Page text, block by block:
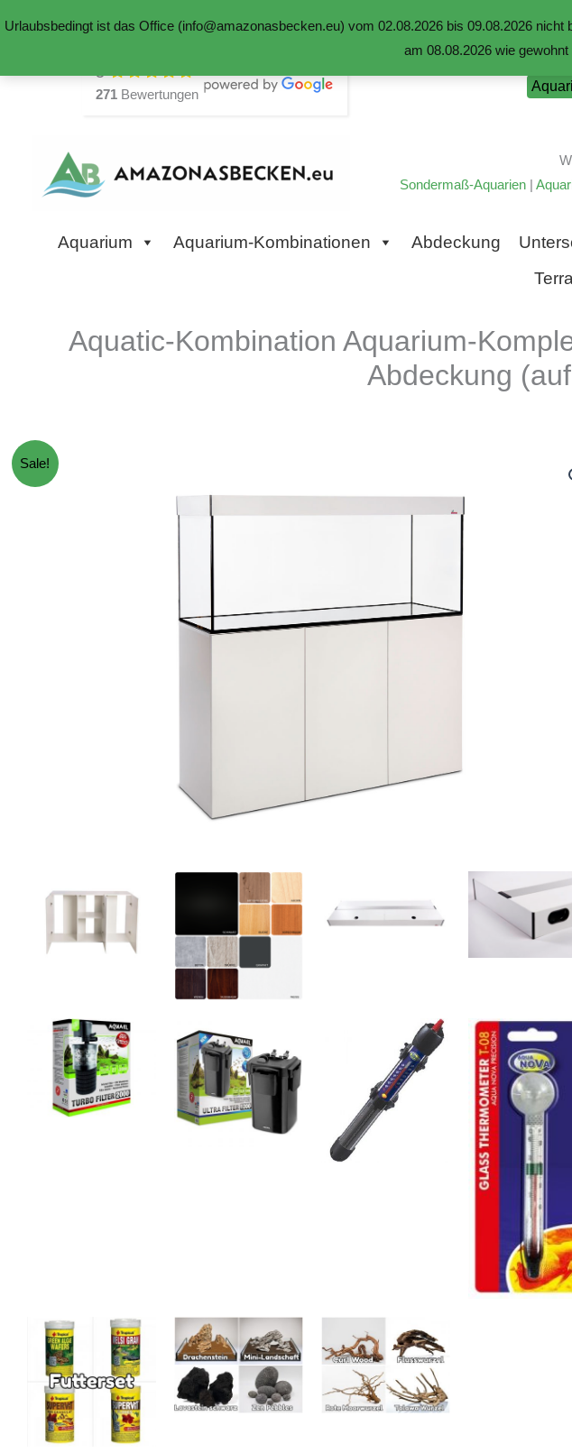
Urlaubsbedingt ist das Office (info@amazonasbecken.eu) vom 02.08.2026 bis 09.08.2026
am 08.08.2026 wie
5
271 Bewertungen
Sondermaß-Aquarien |
Aquarium Aquarium-Kombinationen Abdeckung
Aquatic-Kombination Aquarium-
Abdeckung
Sale!